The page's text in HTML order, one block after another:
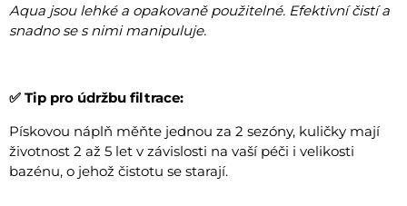
Aqua jsou lehké a opakovaně použitelné. Efektivní čistí a
snadno se s nimi manipuluje.
✅ Tip pro údržbu filtrace:
Pískovou náplň měňte jednou za 2 sezóny, kuličky mají
životnost 2 až 5 let v závislosti na vaší péči i velikosti
bazénu, o jehož čistotu se starají.